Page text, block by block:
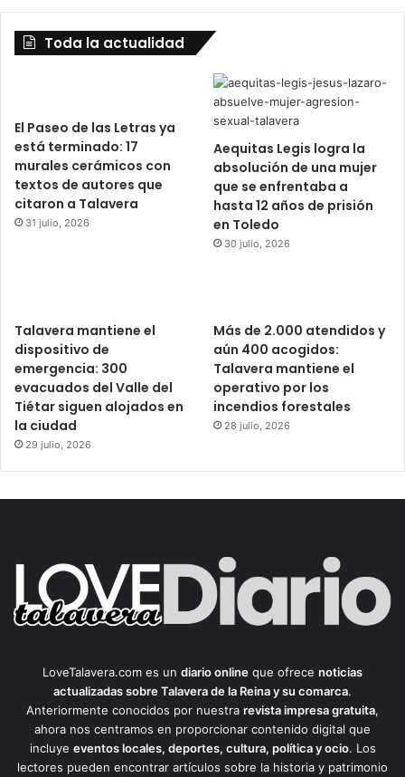
Toda la actualidad
El Paseo de las Letras ya
está terminado: 17
murales cerámicos con
textos de autores que
citaron a Talavera
31 julio, 2026
Aequitas Legis logra la
absolución de una mujer
que se enfrentaba a
hasta 12 años de prisión
en Toledo
30 julio, 2026
Talavera mantiene el
dispositivo de
emergencia: 300
evacuados del Valle del
Tiétar siguen alojados en
la ciudad
29 julio, 2026
Más de 2.000 atendidos y
aún 400 acogidos:
Talavera mantiene el
operativo por los
incendios forestales
28 julio, 2026
LoveTalavera.com es un diario online que ofrece noticias
actualizadas sobre Talavera de la Reina y su comarca.
Anteriormente conocidos por nuestra revista impresa gratuita,
ahora nos centramos en proporcionar contenido digital que
incluye eventos locales, deportes, cultura, política y ocio. Los
lectores pueden encontrar artículos sobre la historia y patrimonio